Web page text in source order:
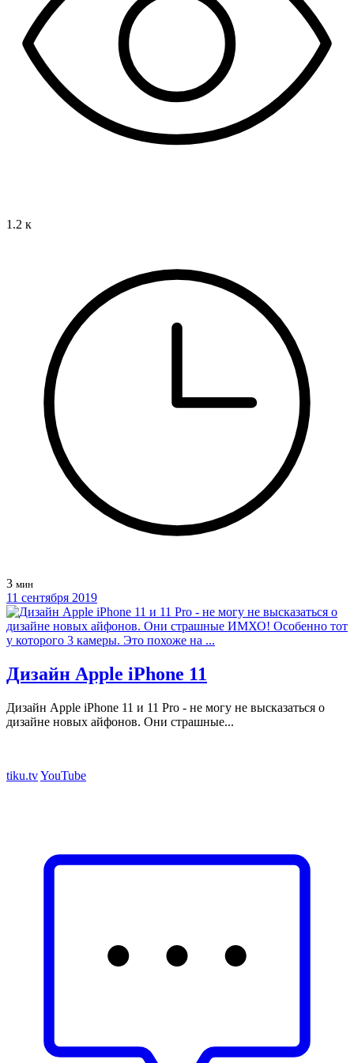
1.2 к
3 мин
11 сентября 2019
Дизайн Apple iPhone 11
Дизайн Apple iPhone 11 и 11 Pro - не могу не высказаться о
дизайне новых айфонов. Они страшные...
tiku.tvYouTube